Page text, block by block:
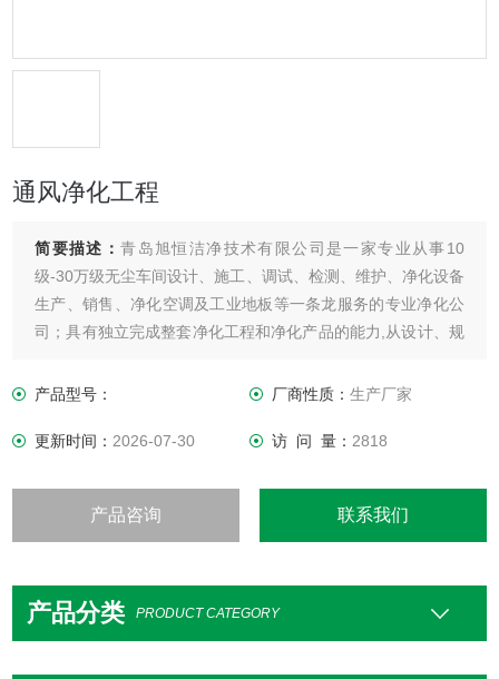
通风净化工程
简要描述：青岛旭恒洁净技术有限公司是一家专业从事10
级-30万级无尘车间设计、施工、调试、检测、维护、净化设备
生产、销售、净化空调及工业地板等一条龙服务的专业净化公
司；具有独立完成整套净化工程和净化产品的能力,从设计、规
产品型号：
厂商性质： 生产厂家
更新时间：2026-07-30 访 问 量： 2818
产品咨询 联系我们
产品分类 PRODUCT CATEGORY